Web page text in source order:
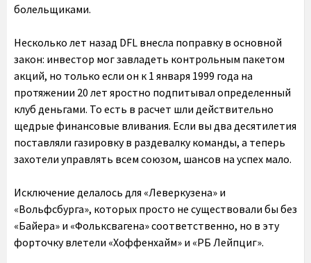
болельщиками.
Несколько лет назад DFL внесла поправку в основной
закон: инвестор мог завладеть контрольным пакетом
акций, но только если он к 1 января 1999 года на
протяжении 20 лет яростно подпитывал определенный
клуб деньгами. То есть в расчет шли действительно
щедрые финансовые вливания. Если вы два десятилетия
поставляли газировку в раздевалку команды, а теперь
захотели управлять всем союзом, шансов на успех мало.
Исключение делалось для «Леверкузена» и
«Вольфсбурга», которых просто не существовали бы без
«Байера» и «Фольксвагена» соответственно, но в эту
форточку влетели «Хоффенхайм» и «РБ Лейпциг».